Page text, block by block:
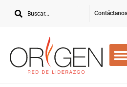
Contáctanos